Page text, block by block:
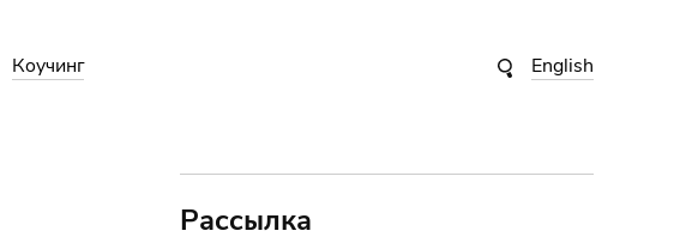
English
Коучинг
Рассылка